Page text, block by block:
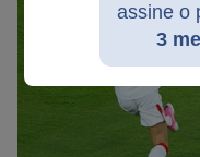
assine o
3